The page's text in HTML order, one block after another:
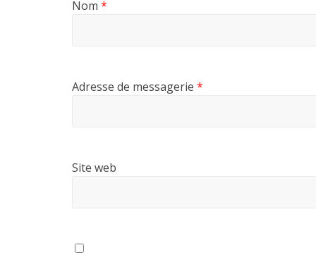
Nom *
Adresse de messagerie *
Site web